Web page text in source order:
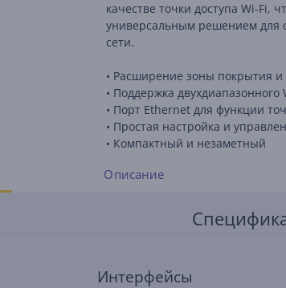
качестве точки доступа Wi-Fi,
универсальным решением
сети.
• Расширение зоны покрытия и
• Поддержка двухдиапазонного
• Порт Ethernet для функции
• Простая настройка и
• Компактный и незаметный
Описание
Интерфейсы